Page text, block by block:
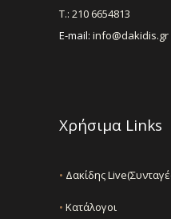
Τ.: 210 6654813
E-mail: info@dakidis.gr
Χρήσιμα Links
• Δακίδης
• Κατάλογοι